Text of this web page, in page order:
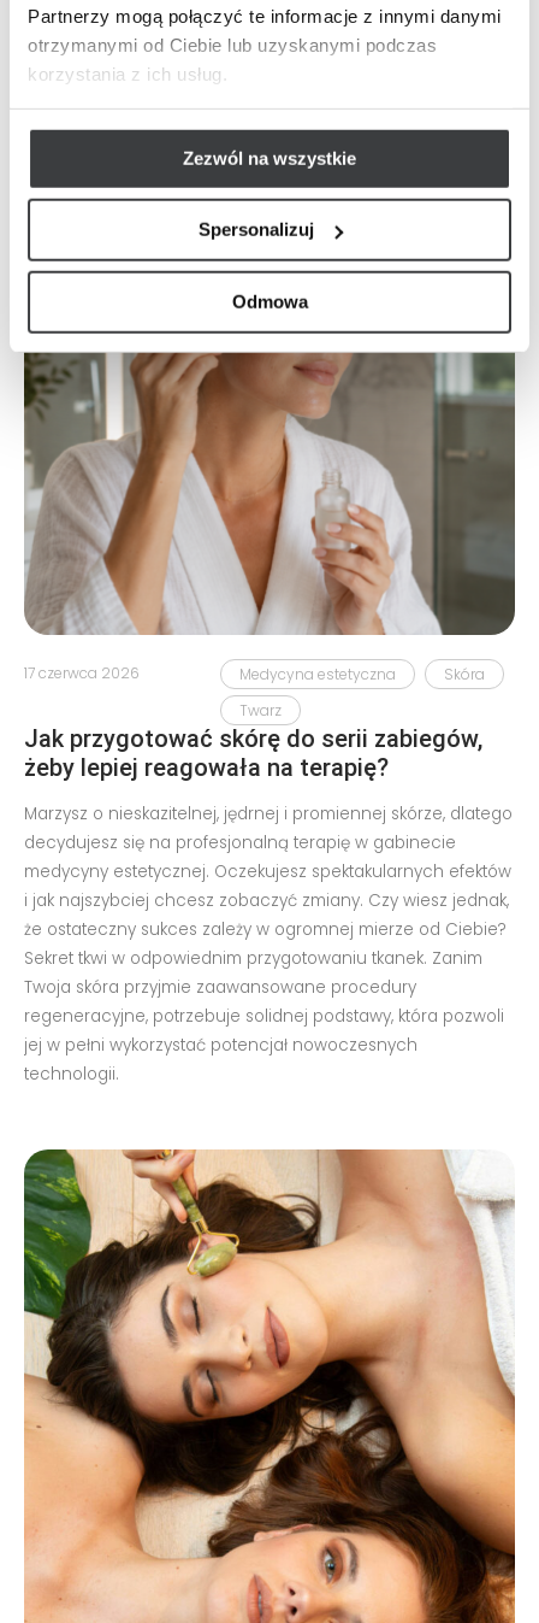
Partnerzy mogą połączyć te informacje z innymi danymi
otrzymanymi od Ciebie lub uzyskanymi podczas
korzystania z ich usług.
Zezwól na wszystkie
Spersonalizuj
Odmowa
ekspresyjnej mimiki, czy może wyraźny sygnał, że skóra traci
swoją gęstość? Różnica może całkowicie zmienić podejście
do pielęgnacji i medycyny estetycznej.
Medycyna estetyczna
Skóra
Twarz
17 czerwca 2026
Jak przygotować skórę do serii zabiegów,
żeby lepiej reagowała na terapię?
Marzysz o nieskazitelnej, jędrnej i promiennej skórze, dlatego
decydujesz się na profesjonalną terapię w gabinecie
medycyny estetycznej. Oczekujesz spektakularnych efektów
i jak najszybciej chcesz zobaczyć zmiany. Czy wiesz jednak,
że ostateczny sukces zależy w ogromnej mierze od Ciebie?
Sekret tkwi w odpowiednim przygotowaniu tkanek. Zanim
Twoja skóra przyjmie zaawansowane procedury
regeneracyjne, potrzebuje solidnej podstawy, która pozwoli
jej w pełni wykorzystać potencjał nowoczesnych
technologii.